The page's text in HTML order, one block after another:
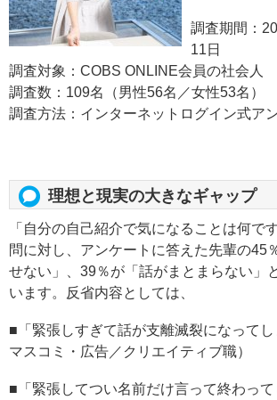
調査期間：
11日
調査対象：COBS ONLINE会員の社会人
調査数：109名（男性56名／女性53名）
調査方法：インターネットログイン式ア
理想と現実の大きなギャップ
「自分の自己紹介で気になることは何で
問に対し、アンケートに答えた先輩の45
せない」、39％が「話がまとまらない」
います。反省内容としては、
■「緊張しすぎて話が支離滅裂になって
マスコミ・広告／クリエイティブ職）
■「緊張してつい名前だけ言って終わっ